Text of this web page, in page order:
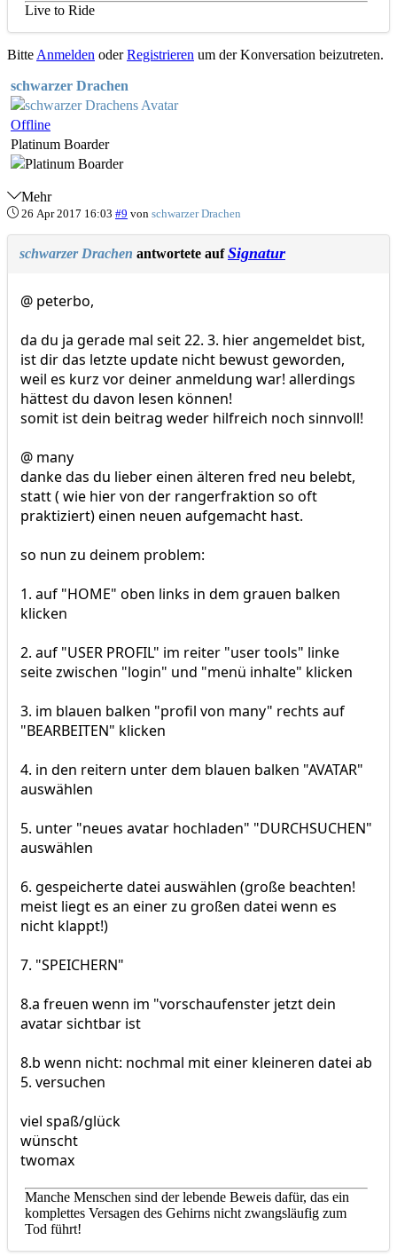
Live to Ride
Bitte Anmelden oderRegistrieren um der Konversation beizutreten.
schwarzer Drachen
Offline
Platinum Boarder
Mehr
26 Apr 2017 16:03 #9 von schwarzer Drachen
schwarzer Drachen antwortete aufSignatur
@ peterbo,
da du ja gerade mal seit 22. 3. hier angemeldet bist,
ist dir das letzte update nicht bewust geworden,
weil es kurz vor deiner anmeldung war! allerdings
hättest du davon lesen können!
somit ist dein beitrag weder hilfreich noch sinnvoll!
@ many
danke das du lieber einen älteren fred neu belebt,
statt ( wie hier von der rangerfraktion so oft
praktiziert) einen neuen aufgemacht hast.
so nun zu deinem problem:
1. auf "HOME" oben links in dem grauen balken
klicken
2. auf "USER PROFIL" im reiter "user tools" linke
seite zwischen "login" und "menü inhalte" klicken
3. im blauen balken "profil von many" rechts auf
"BEARBEITEN" klicken
4. in den reitern unter dem blauen balken "AVATAR"
auswählen
5. unter "neues avatar hochladen" "DURCHSUCHEN"
auswählen
6. gespeicherte datei auswählen (große beachten!
meist liegt es an einer zu großen datei wenn es
nicht klappt!)
7. "SPEICHERN"
8.a freuen wenn im "vorschaufenster jetzt dein
avatar sichtbar ist
8.b wenn nicht: nochmal mit einer kleineren datei ab
5. versuchen
viel spaß/glück
wünscht
twomax
Manche Menschen sind der lebende Beweis dafür, das ein
komplettes Versagen des Gehirns nicht zwangsläufig zum
Tod führt!